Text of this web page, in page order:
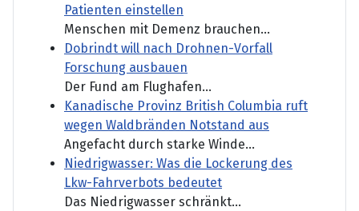
Patienten einstellen
Menschen mit Demenz brauchen...
Dobrindt will nach Drohnen-Vorfall
Forschung ausbauen
Der Fund am Flughafen...
Kanadische Provinz British Columbia ruft
wegen Waldbränden Notstand aus
Angefacht durch starke Winde...
Niedrigwasser: Was die Lockerung des
Lkw-Fahrverbots bedeutet
Das Niedrigwasser schränkt...